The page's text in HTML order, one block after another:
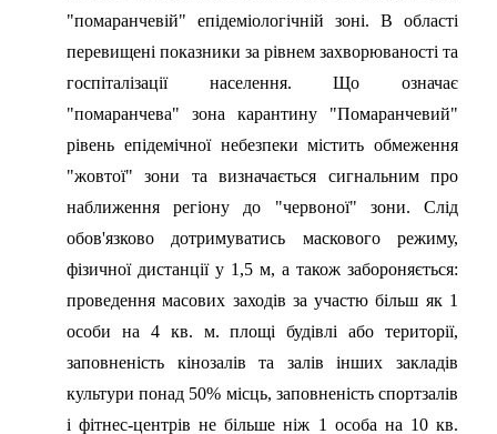
"помаранчевій" епідеміологічній зоні. В області
перевищені показники за рівнем захворюваності та
госпіталізації населення. Що означає
"помаранчева" зона карантину "Помаранчевий"
рівень епідемічної небезпеки містить обмеження
"жовтої" зони та визначається сигнальним про
наближення регіону до "червоної" зони. Слід
обов'язково дотримуватись маскового режиму,
фізичної дистанції у 1,5 м, а також забороняється:
проведення масових заходів за участю більш як 1
особи на 4 кв. м. площі будівлі або території,
заповненість кінозалів та залів інших закладів
культури понад 50% місць, заповненість спортзалів
і фітнес-центрів не більше ніж 1 особа на 10 кв.